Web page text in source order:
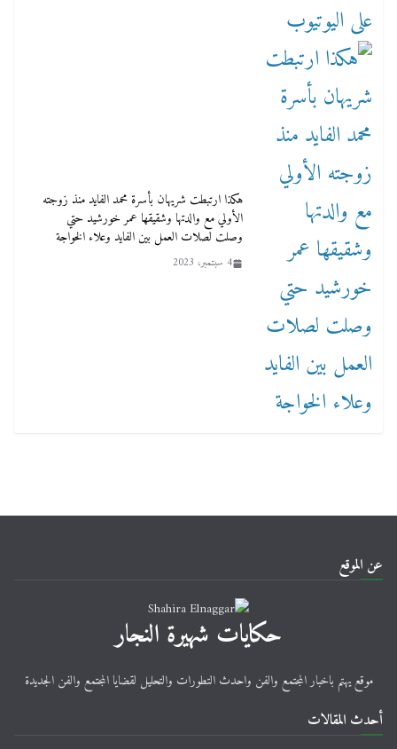
هكذا ارتبطت شريهان بأسرة محمد الفايد منذ زوجته
الأولي مع والدتها وشقيقها عمر خورشيد حتي
وصلت لصلات العمل بين الفايد وعلاء الخواجة
4 سبتمبر، 2023
عن الموقع
حكايات شهيرة النجار
موقع يهتم باخبار المجتمع والفن واحدث التطورات والتحليل لقضايا المجتمع والفن الجديدة
أحدث المقالات